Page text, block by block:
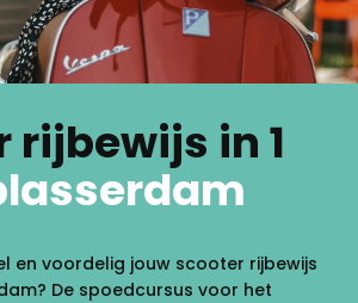
rijbewijs in 1
en voordelig jouw scooter rijbewijs
De spoedcursus voor het